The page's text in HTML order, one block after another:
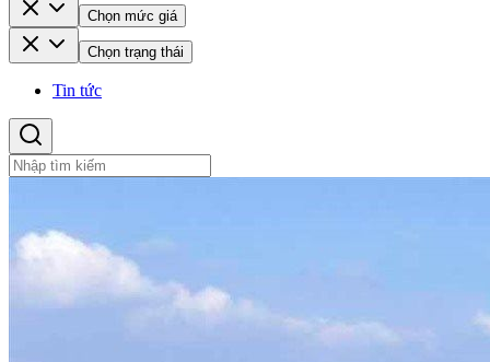
Chọn mức giá
Chọn trạng thái
Tin tức